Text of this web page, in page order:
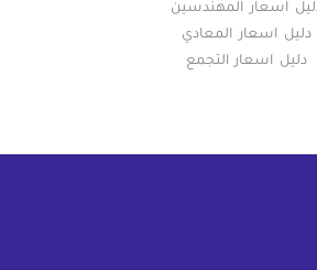
اسعار المهندسين
دليل اسعار المعادي
دليل اسعار التجمع